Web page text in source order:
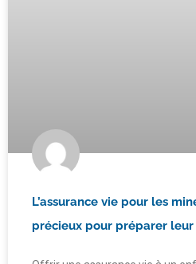
L’assurance vie pour les
précieux pour préparer leur